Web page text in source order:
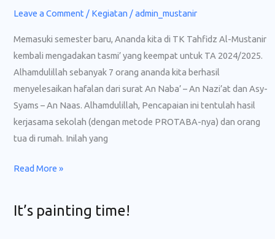
Leave a Comment / Kegiatan /admin_mustanir
Memasuki semester baru, Ananda kita di TK Tahfidz Al-Mustanir
kembali mengadakan tasmi’ yang keempat untuk TA 2024/2025.
Alhamdulillah sebanyak 7 orang ananda kita berhasil
menyelesaikan hafalan dari surat An Naba’ – An Nazi’at dan Asy-
Syams – An Naas. Alhamdulillah, Pencapaian ini tentulah hasil
kerjasama sekolah (dengan metode PROTABA-nya) dan orang
tua di rumah. Inilah yang
Read More »
It’s painting time!
It’s